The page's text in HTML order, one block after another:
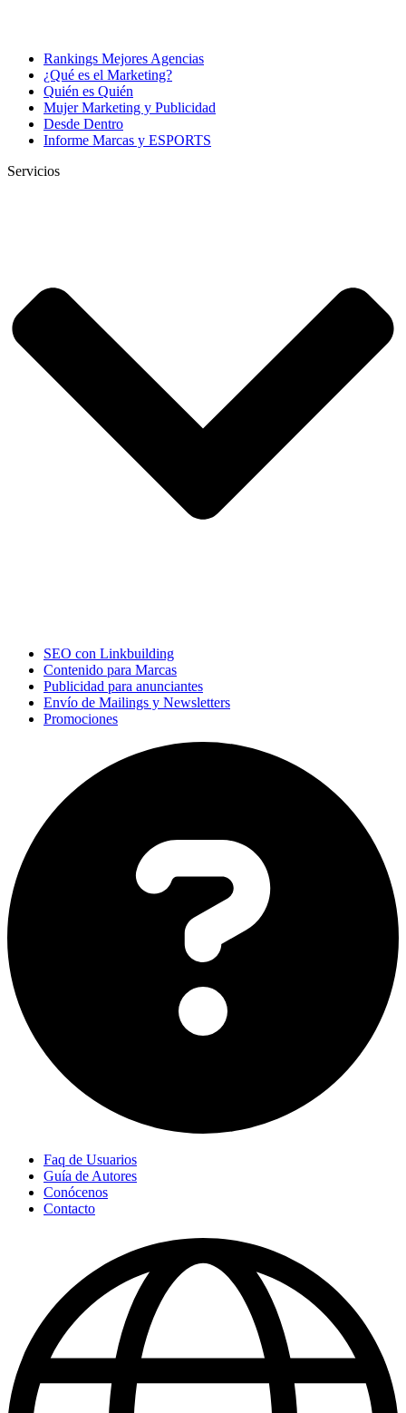
Rankings Mejores Agencias
¿Qué es el Marketing?
Quién es Quién
Mujer Marketing y Publicidad
Desde Dentro
Informe Marcas y ESPORTS
Servicios
SEO con Linkbuilding
Contenido para Marcas
Publicidad para anunciantes
Envío de Mailings y Newsletters
Promociones
Faq de Usuarios
Guía de Autores
Conócenos
Contacto